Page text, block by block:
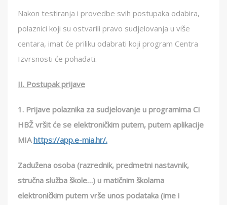
Nakon testiranja i provedbe svih postupaka odabira,
polaznici koji su ostvarili pravo sudjelovanja u više
centara, imat će priliku odabrati koji program Centra
Izvrsnosti će pohađati.
II. Postupak prijave
1. Prijave polaznika za sudjelovanje u programima CI
HBŽ vršit će se elektroničkim putem, putem aplikacije
MIAhttps://app.e-mia.hr/.
Zadužena osoba (razrednik, predmetni nastavnik,
stručna služba škole…) u matičnim školama
elektroničkim putem vrše unos podataka (ime i